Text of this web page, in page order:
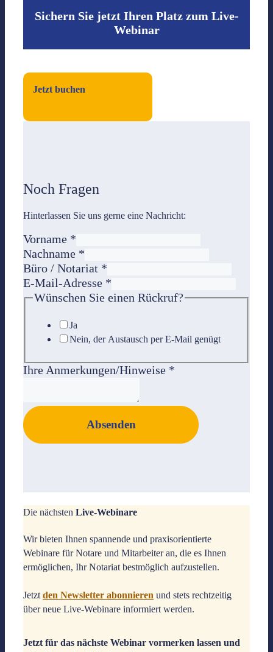
Sichern Sie jetzt Ihren Platz zum Live-
Webinar
Jetzt buchen
Noch Fragen
Hinterlassen Sie uns gerne eine Nachricht:
Vorname *
Nachname *
Büro / Notariat *
E-Mail-Adresse *
Wünschen Sie einen Rückruf?
Ja
Nein, der Austausch per E-Mail genügt
Ihre Anmerkungen/Hinweise *
Absenden
Die nächsten Live-Webinare
Wir bieten Ihnen spannende und praxisorientierte
Webinare für Notare und Mitarbeiter an, die es Ihnen
ermöglichen, Ihr Notariat bestmöglich aufzustellen.
Jetzt den Newsletter abonnieren und stets rechtzeitig
über neue Live-Webinare informiert werden.
Jetzt für das nächste Webinar vormerken lassen und